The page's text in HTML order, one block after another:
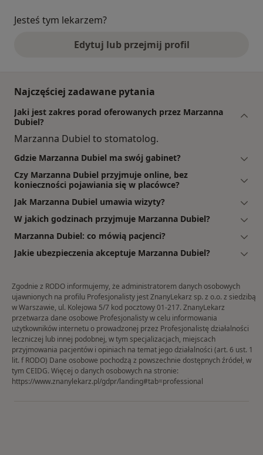
Jesteś tym lekarzem?
Edytuj lub przejmij profil
Najczęściej zadawane pytania
Jaki jest zakres porad oferowanych przez Marzanna
Dubiel?
Marzanna Dubiel to stomatolog.
Gdzie Marzanna Dubiel ma swój gabinet?
Czy Marzanna Dubiel przyjmuje online, bez
konieczności pojawiania się w placówce?
Jak Marzanna Dubiel umawia wizyty?
W jakich godzinach przyjmuje Marzanna Dubiel?
Marzanna Dubiel: co mówią pacjenci?
Jakie ubezpieczenia akceptuje Marzanna Dubiel?
Zgodnie z RODO informujemy, że administratorem danych osobowych
ujawnionych na profilu Profesjonalisty jest ZnanyLekarz sp. z o.o. z siedzibą
w Warszawie, ul. Kolejowa 5/7 kod pocztowy 01-217. ZnanyLekarz
przetwarza dane osobowe Profesjonalisty w celu informowania
użytkowników internetu o prowadzonej przez Profesjonalistę działalności
leczniczej lub innej podobnej, w tym specjalizacjach, miejscach
przyjmowania pacjentów i opiniach na temat jego działalności (art. 6 ust. 1
lit. f RODO) Dane osobowe pochodzą z powszechnie dostępnych źródeł, w
tym CEIDG. Więcej o danych osobowych na stronie:
https://www.znanylekarz.pl/gdpr/landing#tab=professional